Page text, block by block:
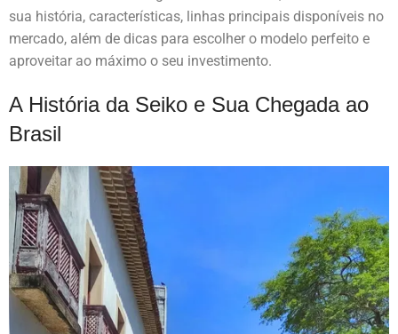
sua história, características, linhas principais disponíveis no
mercado, além de dicas para escolher o modelo perfeito e
aproveitar ao máximo o seu investimento.
A História da Seiko e Sua Chegada ao
Brasil